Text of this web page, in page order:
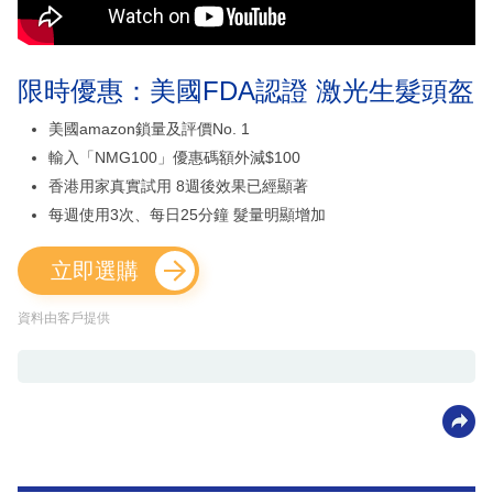
限時優惠：美國FDA認證 激光生髮頭盔
美國amazon鎖量及評價No. 1
輸入「NMG100」優惠碼額外減$100
香港用家真實試用 8週後效果已經顯著
每週使用3次、每日25分鐘 髮量明顯增加
立即選購
資料由客戶提供